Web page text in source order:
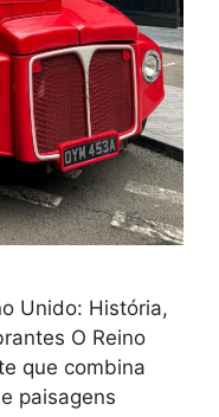
Unido: História,
O Reino
que combina
paisagens